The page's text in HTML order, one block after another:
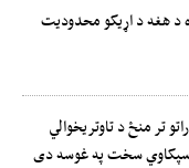
د هغه د اړیکو محدودیت
تر منځ د تاوتریخوالي
سپکاوي سخت په غوسه دی